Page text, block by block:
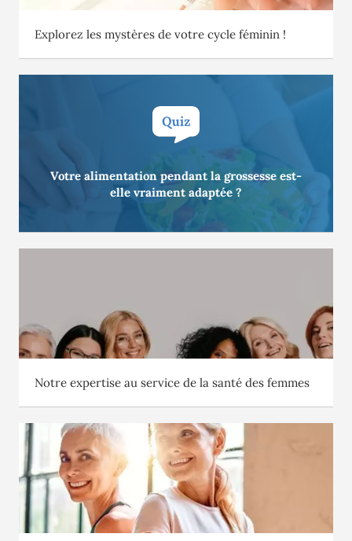
Explorez les mystères de votre cycle féminin !
QUIZ
Votre alimentation pendant la grossesse est-
elle vraiment adaptée ?
Notre expertise au service de la santé des femmes